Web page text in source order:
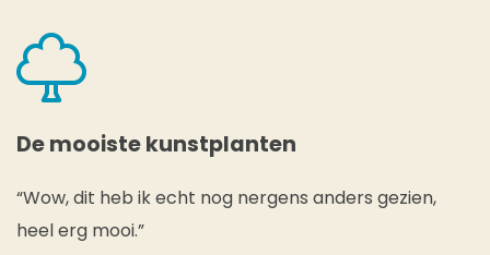
De mooiste kunstplanten
“Wow, dit heb ik echt nog nergens anders gezien,
heel erg mooi.”